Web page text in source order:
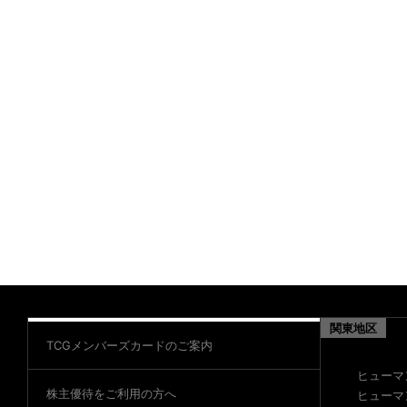
TCGメンバーズカードのご案内
株主優待をご利用の方へ
関東地区
ヒュー
ヒュー